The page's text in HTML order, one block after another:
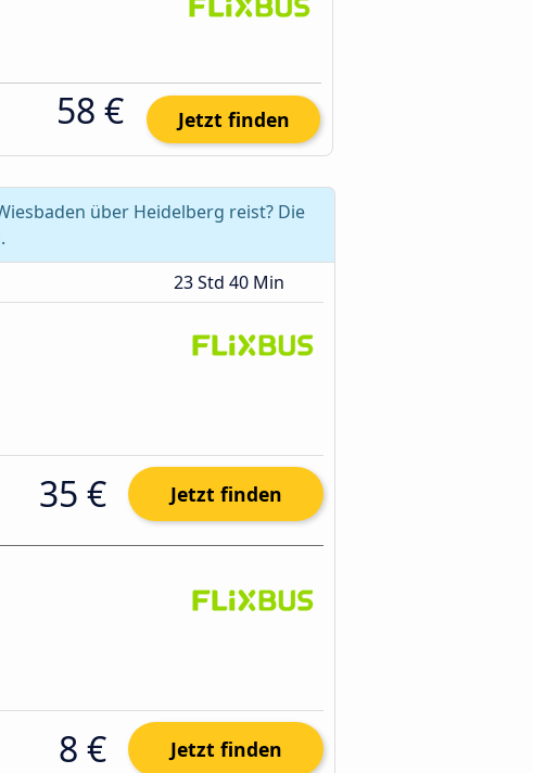
58 € Jetzt finden
über Heidelberg reist? Die
23 Std 40 Min
35 € Jetzt finden
8 € Jetzt finden